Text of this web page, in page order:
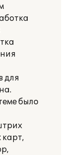
для
было